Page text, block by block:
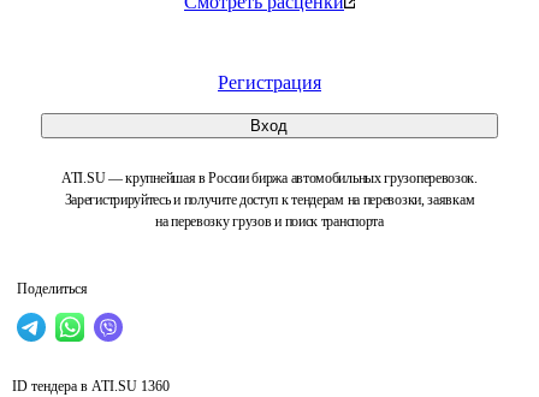
Регистрация
Вход
ATI.SU — крупнейшая в России биржа автомобильных грузоперевозок.
Зарегистрируйтесь и получите доступ к тендерам на перевозки, заявкам
на перевозку грузов и поиск транспорта
Поделиться
ID тендера в ATI.SU 1360